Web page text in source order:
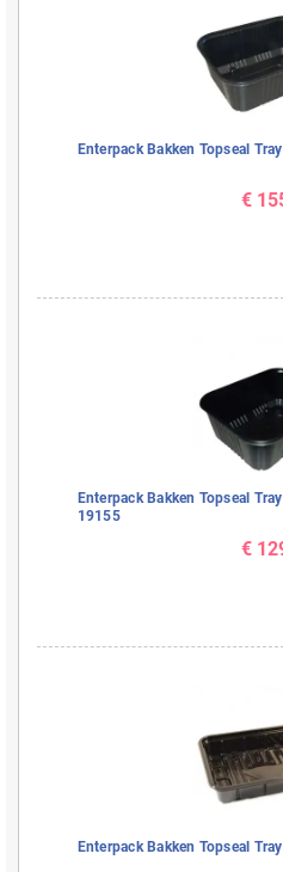
Enterpack Bakken Topseal
€
Enterpack Bakken Topseal
19155
€
Enterpack Bakken Topseal